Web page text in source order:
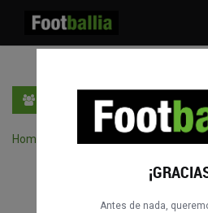
Home
Antes de nada,